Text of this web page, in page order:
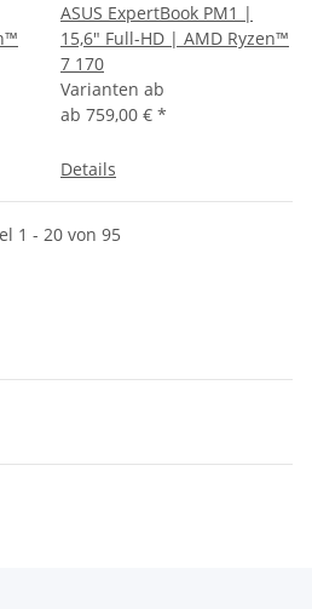
ASUS ExpertBook PM1 |
15,6" Full-HD | AMD Ryzen™
7 170
Varianten ab
ab 759,00 € *
Details
1 - 20 von 95